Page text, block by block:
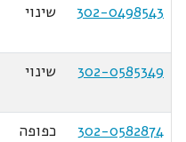
302-0498543
שינוי
302-0585349
שינוי
302-0582874
כפופה